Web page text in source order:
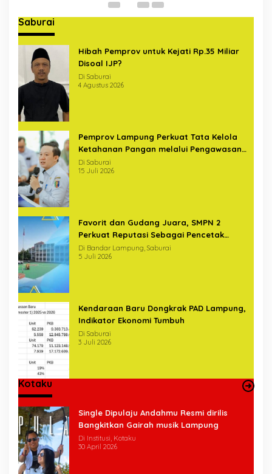
Saburai
Hibah Pemprov untuk Kejati Rp.35 Miliar
Disoal IJP?
Di Saburai
4 Agustus 2026
Pemprov Lampung Perkuat Tata Kelola
Ketahanan Pangan melalui Pengawasan
Terintegrasi Bersama BPKP
Di Saburai
15 Juli 2026
Favorit dan Gudang Juara, SMPN 2
Perkuat Reputasi Sebagai Pencetak
Generasi Unggul
Di Bandar Lampung, Saburai
5 Juli 2026
Kendaraan Baru Dongkrak PAD Lampung,
Indikator Ekonomi Tumbuh
Di Saburai
3 Juli 2026
Kotaku
Single Dipulaju Andahmu Resmi dirilis
Bangkitkan Gairah musik Lampung
Di Institusi, Kotaku
30 April 2026